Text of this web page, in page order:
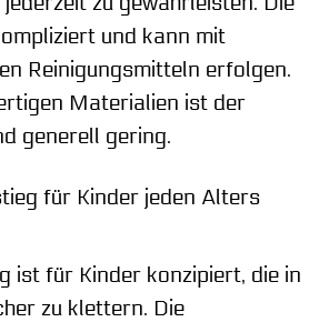
und kann mit
Reinigungsmitteln erfolgen.
Materialien ist der
generell gering.
für Kinder jeden Alters
ist für Kinder konzipiert, die in
zu klettern. Die